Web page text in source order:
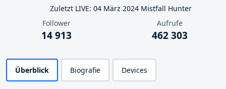
Zuletzt LIVE: 04 März 2024 Mistfall Hunter
Follower
14 913
Aufrufe
462 303
Überblick Biografie Devices